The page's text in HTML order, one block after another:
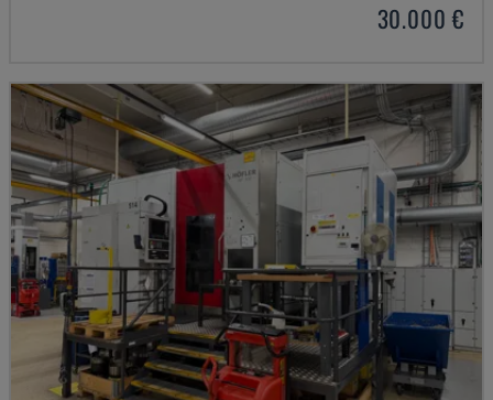
30.000 €